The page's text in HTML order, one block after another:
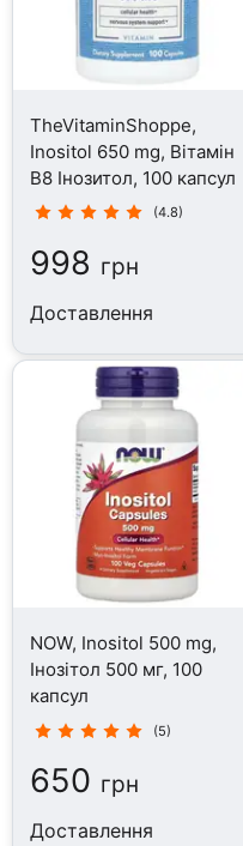
TheVitaminShoppe,
Inositol 650 mg, Вітамін
B8 Інозитол, 100 капсул
(4.8)
998 грн
Доставлення
NOW, Inositol 500 mg,
Інозітол 500 мг, 100
капсул
(5)
650 грн
Доставлення